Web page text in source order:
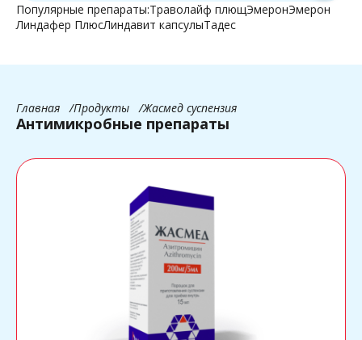
Популярные препараты:Траволайф плющЭмеронЭмерон
Линдафер ПлюсЛиндавит капсулыТадес
Антимикробные препараты
Главная Продукты Жасмед суспензия